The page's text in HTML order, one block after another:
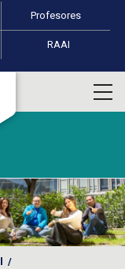
Profesores
RAAI
/